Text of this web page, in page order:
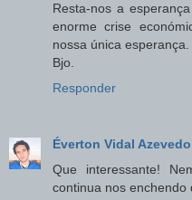
Resta-nos a
enorme crise
nossa única esperança.
Bjo.
Responder
Éverton Vidal Azevedo
Que interessante!
continua nos enchendo